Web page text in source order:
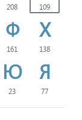
208 109
Ф
161
Х
138
Ю
23
Я
77